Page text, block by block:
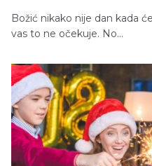
Božić nikako nije dan kada
vas to ne očekuje. No...